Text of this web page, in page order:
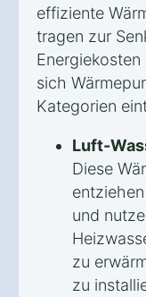
effiziente
tragen zur
Energiekosten
sich
Kategorien
Luft-
Diese
und
zu
zu